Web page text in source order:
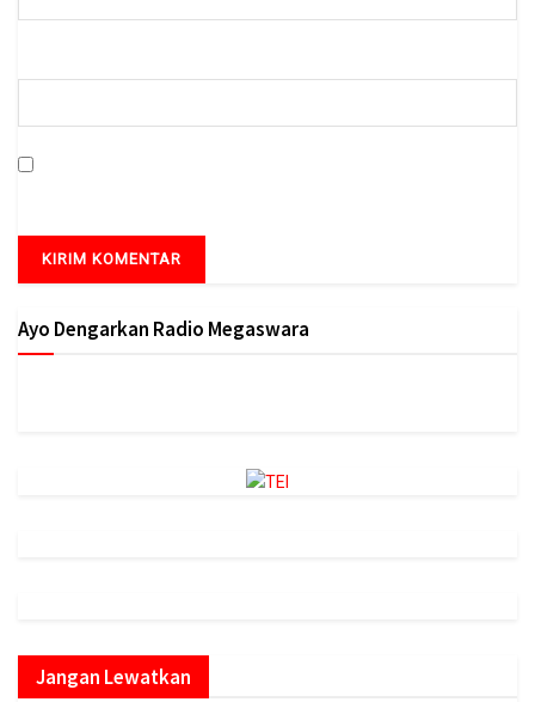
Ayo Dengarkan Radio Megaswara
Jangan Lewatkan